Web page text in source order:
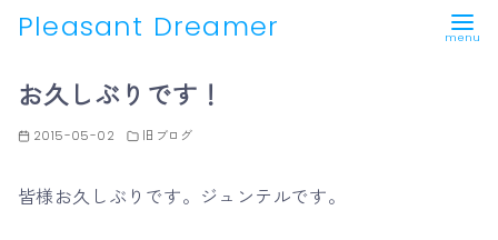
Pleasant Dreamer
お久しぶりです！
2015-05-02 旧ブログ
皆様お久しぶりです。ジュンテルです。